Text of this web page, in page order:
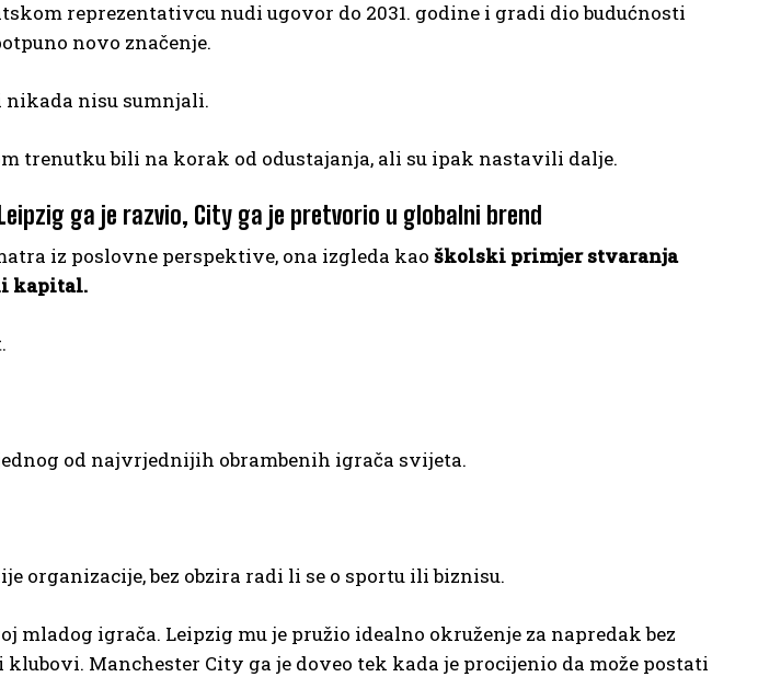
reprezentativcu nudi ugovor do 2031. godine i gradi dio budućnosti
novo značenje.
nisu sumnjali.
trenutku bili na korak od odustajanja, ali su ipak nastavili dalje.
ga je razvio, City ga je pretvorio u globalni brend
iz poslovne perspektive, ona izgleda kao školski primjer stvaranja
kapital.
od najvrjednijih obrambenih igrača svijeta.
organizacije, bez obzira radi li se o sportu ili biznisu.
mladog igrača. Leipzig mu je pružio idealno okruženje za napredak bez
Manchester City ga je doveo tek kada je procijenio da može postati